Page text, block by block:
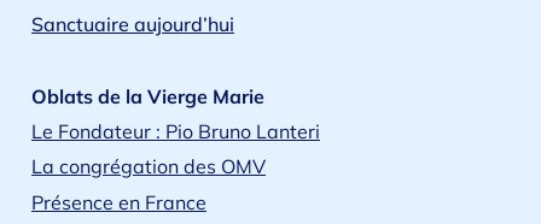
Sanctuaire aujourd’hui
Oblats de la Vierge Marie
Le Fondateur : Pio Bruno Lanteri
La congrégation des OMV
Présence en France